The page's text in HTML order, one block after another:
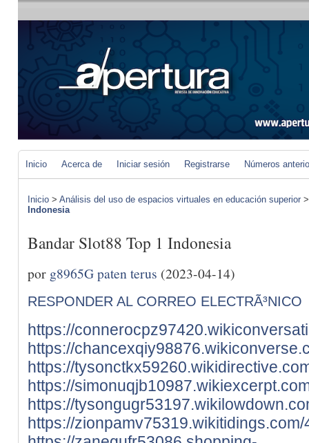
Inicio Acerca de Iniciar sesión Registrarse Números
Inicio > Análisis del uso de espacios virtuales en educación superior
Indonesia
Bandar Slot88 Top 1 Indonesia
por g8965G paten terus (2023-04-14)
RESPONDER AL CORREO ELECTRÃ³NICO
https://
https://
https://
https://
https://
https://